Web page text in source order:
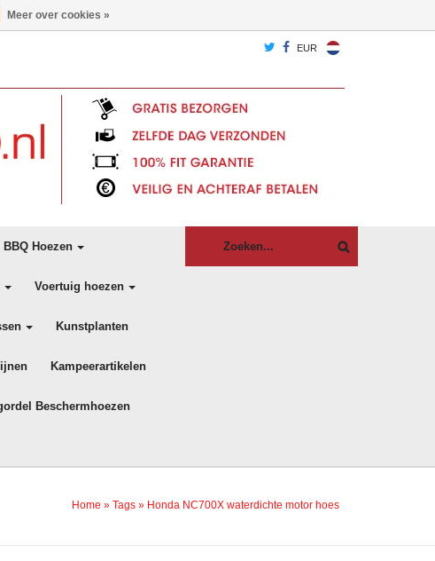
EUR
BBQ Hoezen
Voertuig hoezen
Kunstplanten
Kampeerartikelen
Beschermhoezen
Home » Tags » Honda NC700X waterdichte motor hoes
Meer over cookies »